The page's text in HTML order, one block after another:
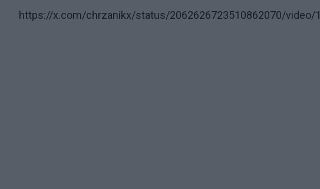
https://x.com/chrzanikx/status/2062626723510862070/video/1